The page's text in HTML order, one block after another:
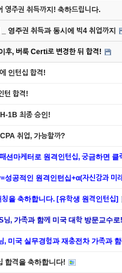
영주권 취득까지! 축하드립니다.
영주권 취득과 동시에 빅4 취업까지
후, 버룩 Certi로 변경한 뒤 합격!
인턴십 합격!
턴 합격!
1B 최종 승인!
취업, 가능할까?
마케터로 원격인턴십, 궁금하면 클
공적인 원격인턴십+α(자신감과 미
을 축하합니다. [유학생 원격인턴십]
, 가족과 함께 미국 대학 방문교수로!
미국 실무경험과 재충전차 가족과
합격을 축하합니다!